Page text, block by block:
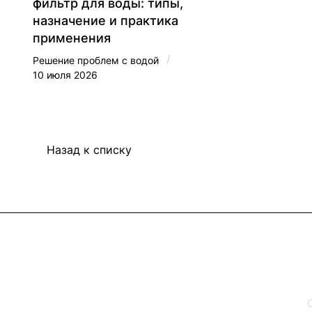
фильтр для воды: типы,
назначение и практика
применения
Решение проблем с водой /
10 июля 2026
Назад к списку